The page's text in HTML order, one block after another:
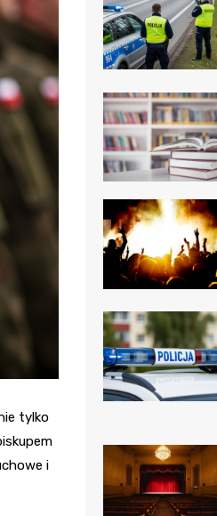
Sokołowskiego
Pomorskiej Akademii
Medycznej
Samodzielny Publiczny
Szpital Kliniczny nr 2
Specjalistyczny Szpital im.
A. Sokołowskiego
Samodzielny Publiczny
Wojewódzki Szpital
Zespolony im. M.
Skłodowskiej-Curi
tylko
i